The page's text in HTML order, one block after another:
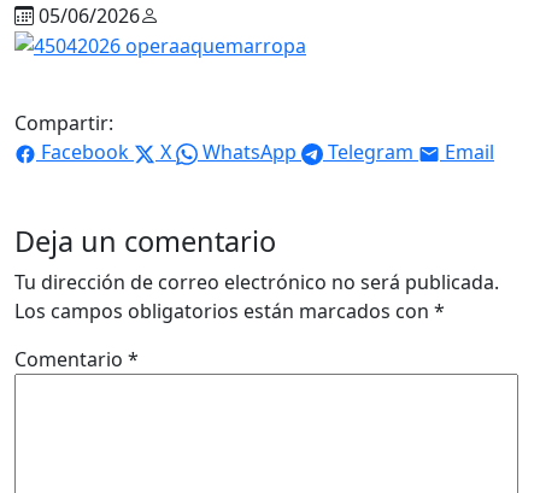
05/06/2026
Compartir:
Facebook
X WhatsApp Telegram Email
Deja un comentario
Tu dirección de correo electrónico no será publicada.
Los campos obligatorios están marcados con *
Comentario *